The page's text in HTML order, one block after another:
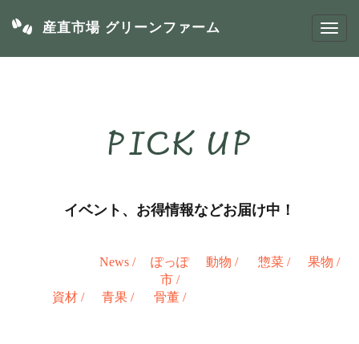
産直市場 グリーンファーム
PICK UP
イベント、お得情報などお届け中！
News /
ぽっぽ
市 /
動物 / 惣菜 / 果物 /
資材 / 青果 / 骨董 /